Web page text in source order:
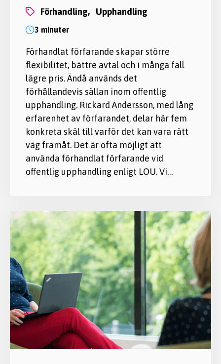
förhandling, upphandling
3 minuter
Förhandlat förfarande skapar större
flexibilitet, bättre avtal och i många fall
lägre pris. Ändå används det
förhållandevis sällan inom offentlig
upphandling. Rickard Andersson, med lång
erfarenhet av förfarandet, delar här fem
konkreta skäl till varför det kan vara rätt
väg framåt. Det är ofta möjligt att
använda förhandlat förfarande vid
offentlig upphandling enligt LOU. Vi…